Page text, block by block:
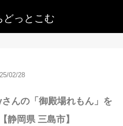
どっとこむ
02/28
んの「御殿場れもん」を
静岡県 三島市】